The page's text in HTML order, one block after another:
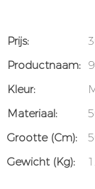
Prijs:
Productnaam:
Kleur:
Materiaal:
Grootte (cm):
Gewicht (kg):